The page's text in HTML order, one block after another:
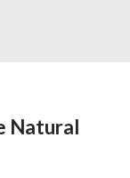
Natural